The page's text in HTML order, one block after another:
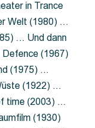
in Trance
Welt (1980) …
… Und dann
(1967)
(1975) …
(1922) …
time (2003) …
(1930)